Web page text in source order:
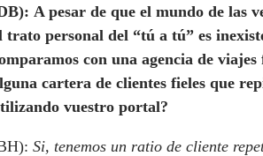
A pesar de que el mundo de las
trato personal del “tú a tú” es
con una agencia de
cartera de clientes fieles que
vuestro portal?
Si, tenemos un ratio de cliente